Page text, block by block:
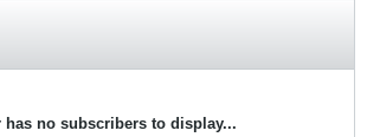
has no subscribers to display...